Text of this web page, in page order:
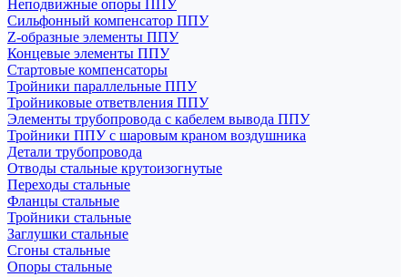
Неподвижные опоры ППУ
Cильфонный компенсатор ППУ
Z-образные элементы ППУ
Концевые элементы ППУ
Стартовые компенсаторы
Тройники параллельные ППУ
Тройниковые ответвления ППУ
Элементы трубопровода с кабелем вывода ППУ
Тройники ППУ с шаровым краном воздушника
Детали трубопровода
Отводы стальные крутоизогнутые
Переходы стальные
Фланцы стальные
Тройники стальные
Заглушки стальные
Сгоны стальные
Опоры стальные